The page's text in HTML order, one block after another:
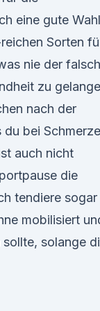
eine gute Wahl
Sorten
nie der
zu
nach der
bei
auch nicht
die
tendiere sogar
mobilisiert
solange